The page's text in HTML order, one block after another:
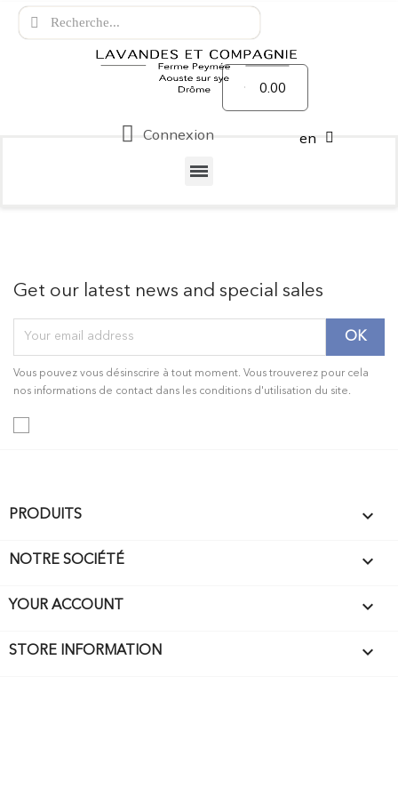
Connexion
0.00
en
Get our latest news and special sales
Vous pouvez vous désinscrire à tout moment. Vous trouverez pour cela
nos informations de contact dans les conditions d'utilisation du site.
PRODUITS 
NOTRE SOCIÉTÉ 
YOUR ACCOUNT 
STORE INFORMATION keyboard_arrow_down